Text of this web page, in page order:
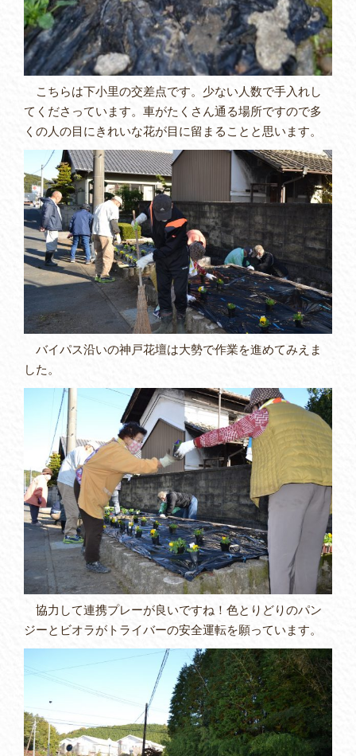
こちらは下小里の交差点です。少ない人数で手入れし
てくださっています。車がたくさん通る場所ですので多
くの人の目にきれいな花が目に留まることと思います。
バイパス沿いの神戸花壇は大勢で作業を進めてみえま
した。
協力して連携プレーが良いですね！色とりどりのパン
ジーとビオラがトライバーの安全運転を願っています。